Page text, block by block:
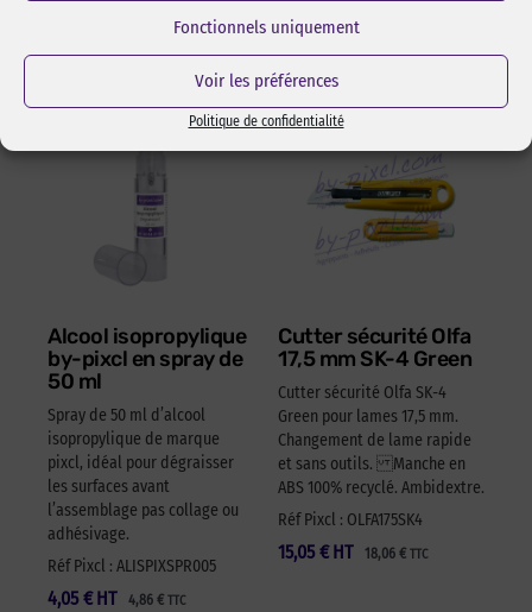
Fonctionnels uniquement
Voir les préférences
Politique de confidentialité
Les incontournables
Alcool isopropylique
by-pixcl en spray de
50 ml
Spray de 50 ml d’alcool
isopropylique de marque
pixcl, idéal pour dégraisser
les surfaces avant
l’assemblage pas collage ou
adhésivage.
Réf Pixcl : ALISPIXSPR005
4,05 € 4,86 € TTC
HT
Cutter sécurité Olfa
17,5 mm SK-4 Green
Cutter sécurité Olfa SK-4
Green pour lames 17,5 mm.
Changement de lame rapide
et sans outils. Manche en
ABS 100% recyclé. Ambidextre.
Réf Pixcl : OLFA175SK4
15,05 € 18,06 € TTC
HT